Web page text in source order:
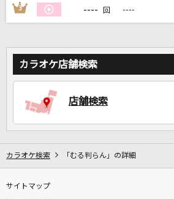
3 ---- 回 ----
カラオケ店舗検索
店舗検索
カラオケ検索 「むる判らん」の詳細
サイトマップ